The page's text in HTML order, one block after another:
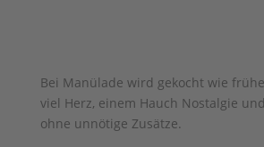
Bei Manülade wird gekocht wie
viel Herz, einem Hauch Nostalgie
ohne unnötige Zusätze.